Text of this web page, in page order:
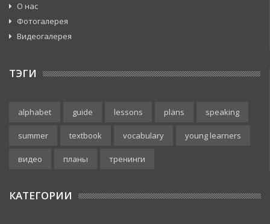
О нас
Фотогалерея
Видеогалерея
ТЭГИ
alphabet guide lessons plans speaking
summer textbook vocabulary young learners
видео планы тренинги
КАТЕГОРИИ